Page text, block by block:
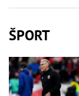
ŠPORT